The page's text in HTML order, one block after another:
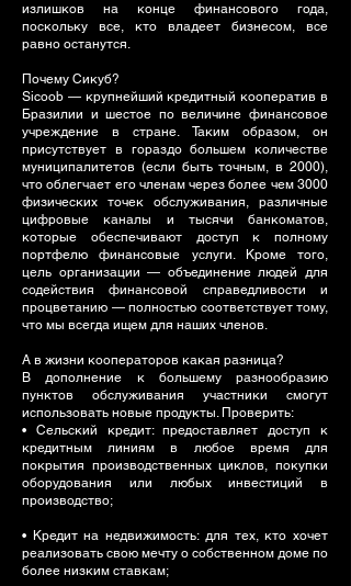
излишков на конце финансового года,
поскольку все, кто владеет бизнесом, все
равно останутся.
Почему Сикуб?
Sicoob — крупнейший кредитный кооператив в
Бразилии и шестое по величине финансовое
учреждение в стране. Таким образом, он
присутствует в гораздо большем количестве
муниципалитетов (если быть точным, в 2000),
что облегчает его членам через более чем 3000
физических точек обслуживания, различные
цифровые каналы и тысячи банкоматов,
которые обеспечивают доступ к полному
портфелю финансовые услуги. Кроме того,
цель организации — объединение людей для
содействия финансовой справедливости и
процветанию — полностью соответствует тому,
что мы всегда ищем для наших членов.
А в жизни кооператоров какая разница?
В дополнение к большему разнообразию
пунктов обслуживания участники смогут
использовать новые продукты. Проверить:
• Сельский кредит: предоставляет доступ к
кредитным линиям в любое время для
покрытия производственных циклов, покупки
оборудования или любых инвестиций в
производство;
• Кредит на недвижимость: для тех, кто хочет
реализовать свою мечту о собственном доме по
более низким ставкам;